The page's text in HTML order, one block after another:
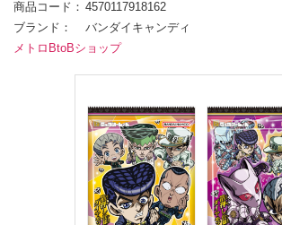
商品コード
4570117918162
ブランド
バンダイキャンディ
メトロBtoBショップ